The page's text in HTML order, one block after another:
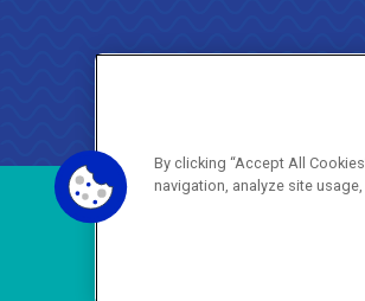
By clicking “Accept All
navigation, analyze site